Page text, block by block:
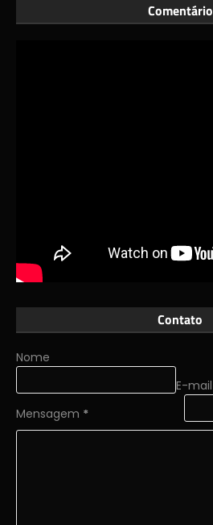
Comentário
Contato
Nome
E-mail
Mensagem *